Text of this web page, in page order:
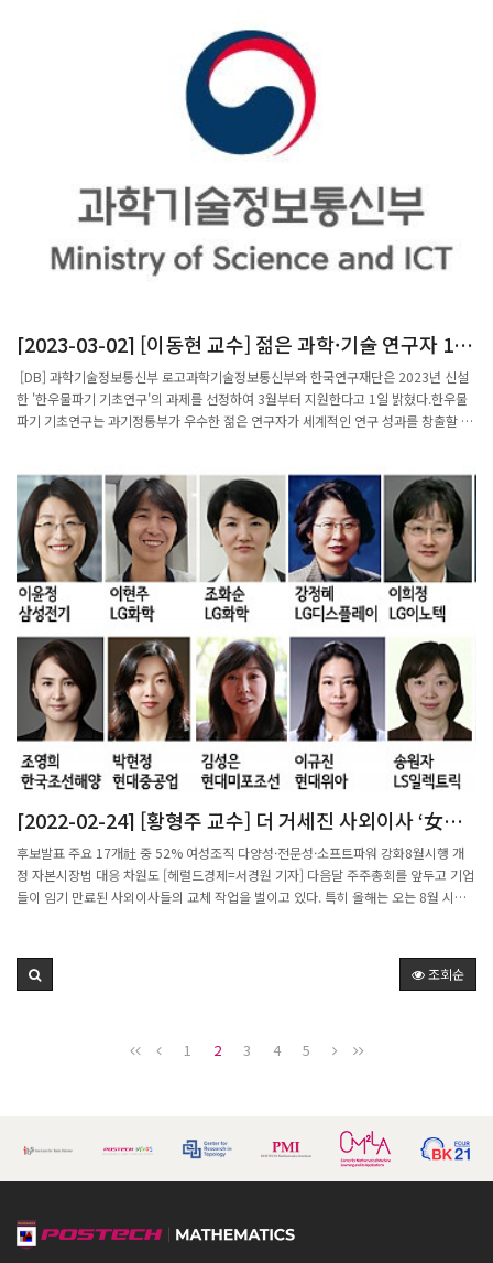
[2023-03-02] [이동현 교수] 젊은 과학·기술 연구자 15
명, 10년간 장기지원 받는다
[DB] 과학기술정보통신부 로고과학기술정보통신부와 한국연구재단은 2023년 신설
한 '한우물파기 기초연구'의 과제를 선정하여 3월부터 지원한다고 1일 밝혔다.한우물
파기 기초연구는 과기정통부가 우수한 젊은 연구자가 세계적인 연구 성과를 창출할 수
15개를 선정해 연 2억원 내외의 연구비를 총 10년간 지원한다.이번에 선정된 연구자
는 △이동현 포항공과대학교 조교수 △서정필 대구경북과학기술원 부교수 △이정현
충남대학교 부교수 △정충원 서울대학교 조교수 △류홍열 경북대학교 조교수 △이보
경 동아대학교 조교수 △이민호 한림대학교 조교수 △김유형 서울대학교병원 연구전
담교수 △이윤희 서울대학교 부교수 △박상욱 서울대학교 조교수 △표석훈 울산과학
기술원 부교수 △김영기 포항공과대학교 조교수 △강동원 중앙대학교 부교수 △차옥
균 성신여자대학교 조교수 △차효정 경북대학교 조교수 등이다.한우물파기 사업 대상
자 선정은 는 지난해 11월 공고 후 신청한 207명의 연구자를 대상으로 토론평가, 발표
평가를 거쳤다.선정작업에 참여한 전담평가단은 단순히 연구과제 선정에 그치지 않고
연구수행 과정에서의 연구내용 및 방향에 대한 컨설팅, 네트워크 구축을 위한 정기워크
숍까지 맡아 지속적인 지원을 한다.한우물파기 외에도, 과기정통부는 2023년 상반기
개인기초연구사업으로 세종과학펠로우십, 생애첫연구, 우수신진연구, 중견연구 등
1634개 과제를 선정해 2181억원을 지원한다.이창윤 과기정통부 연구개발정책실장은
"성공 가능성이 높지 않아도 젊은 연구자들이 창의·도전적 연구를 장기간 수행할 수
있도록 한우물파기 연구를 신설했다"며 "젊은 연구자들이 기존 연구의 패러다임 혁신
을 일으킬 수 있는 핵심연구를 조기에 장기적으로 수행하여 세계적인 연구성과를 창출
고 밝혔다.출처:젊은 과학·기술 연구자 15명, 10년간 장기지원 받는다 (news1.kr)
[2022-02-24] [황형주 교수] 더 거세진 사외이사 ‘女風
당당’ [비즈360]
후보발표 주요 17개社 중 52% 여성조직 다양성·전문성·소프트파워 강화8월시행 개
정 자본시장법 대응 차원도 [헤럴드경제=서경원 기자] 다음달 주주총회를 앞두고 기업
들이 임기 만료된 사외이사들의 교체 작업을 벌이고 있다. 특히 올해는 오는 8월 시행
워를 활용, ESG(환경·사회·지배구조) 대응력을 강화하겠다는 전략이다.최근 국내 기
업들은 정기 주주총회 소집 결의를 공시하면서 신규 선임 사외이사 후보자를 잇따라 발
(52%)이 여성이다.삼성전자는 다음달 16일 열리는 주총에서 한화진 국가과학기술인
며 “ESG(환경·사회·지배구조) 전문성을 가지고 크게 활약할 것으로 기대된다”고 밝
혔다. 삼성전기도 같은날 주총에서 이윤정 김앤장법률사무소 변호사를 신임 사외이사
로 세울 예정이다. 이 변호사 역시 현재 한국환경법학회 부회장과 환경부 고문 변호사
화학공학과)와 조화순 연세대 교수(정치외교학과)를 신임 사외이사 후보자로 이름을
올렸다. LG화학은 이 후보자에 대해 “국제적으로 주목 받고 있는 젊은 학자”라며 “화
조회순
1 2 3 4 5